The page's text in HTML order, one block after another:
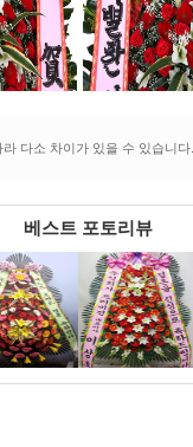
다소 차이가 있을 수 있습니다.
베스트 포토리뷰